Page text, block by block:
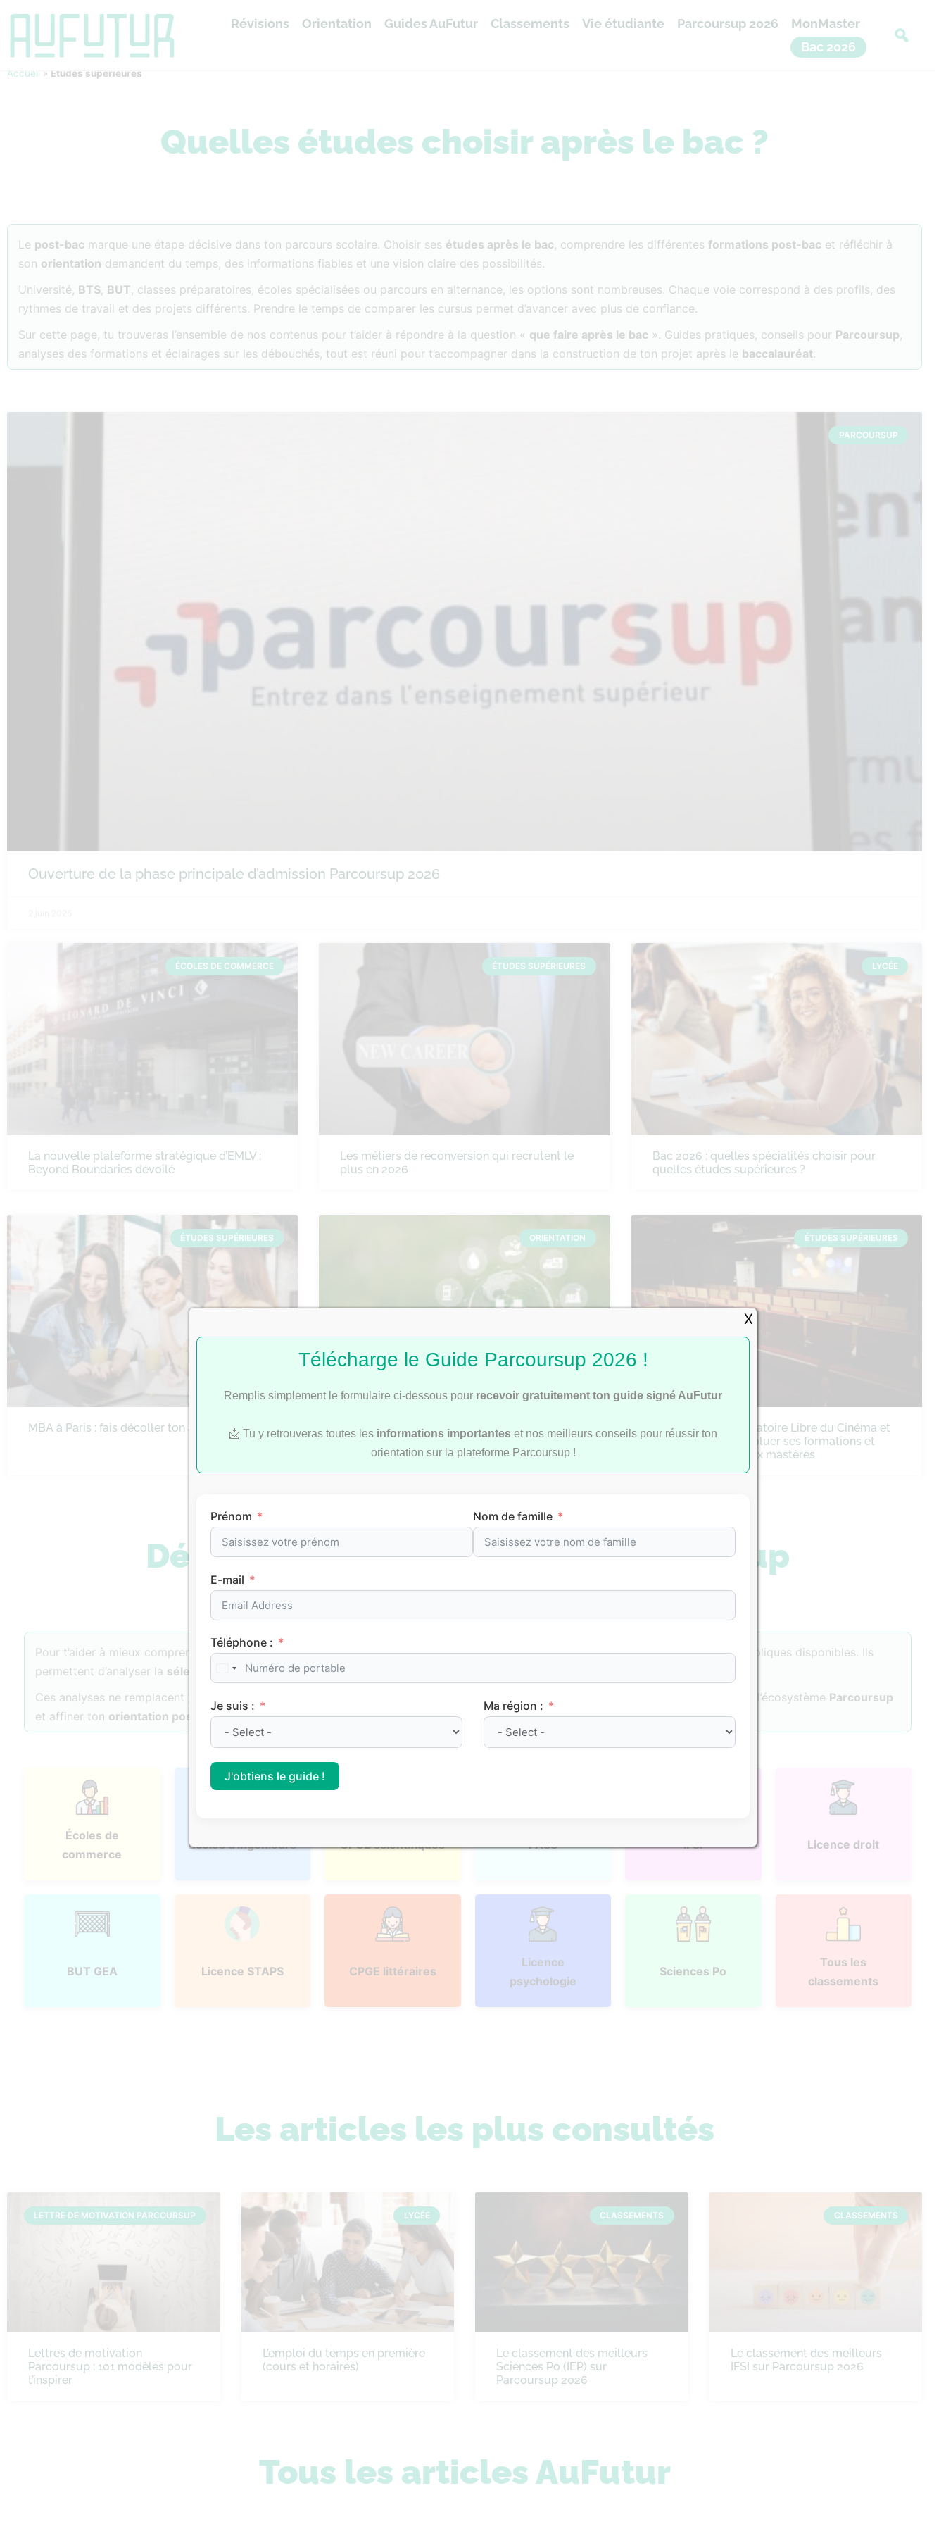
Révisions Orientation Guides AuFutur Classements Vie étudiante Parcoursup 2026
MonMaster
Bac 2026
Accueil » Études supérieures
Quelles études choisir après le bac ?
Le post-bac marque une étape décisive dans ton parcours scolaire. Choisir ses études après le bac, comprendre les différentes formations post-bac et réfléchir à
son orientation demandent du temps, des informations fiables et une vision claire des possibilités.
Université, BTS, BUT, classes préparatoires, écoles spécialisées ou parcours en alternance, les options sont nombreuses. Chaque voie correspond à des profils, des
rythmes de travail et des projets différents. Prendre le temps de comparer les cursus permet d’avancer avec plus de confiance.
Sur cette page, tu trouveras l’ensemble de nos contenus pour t’aider à répondre à la question « que faire après le bac ». Guides pratiques, conseils pour Parcoursup,
analyses des formations et éclairages sur les débouchés, tout est réuni pour t’accompagner dans la construction de ton projet après le baccalauréat.
PARCOURSUP
Ouverture de la phase principale d’admission Parcoursup 2026
ÉCOLES DE COMMERCE
La nouvelle plateforme stratégique d’EMLV :
Beyond Boundaries dévoilé
ÉTUDES SUPÉRIEURES
Les métiers de reconversion qui recrutent le
plus en 2026
LYCÉE
Bac 2026 : quelles spécialités choisir pour
quelles études supérieures ?
ÉTUDES SUPÉRIEURES
MBA à Paris : fais décoller ton ambition
ORIENTATION
Les métiers d’avenir dans les énergies
renouvelables
ÉTUDES SUPÉRIEURES
Cinéma : le Conservatoire Libre du Cinéma et
de la Fiction fait évoluer ses formations et
lance trois nouveaux mastères
Découvre nos classements Parcoursup
Pour t’aider à mieux comprendre les dynamiques d’admission, nous proposons desclassements Parcoursupbasés sur les données publiques disponibles. Ils
permettent d’analyser la sélectivité , l’attractivitéet le positionnement des différentes
Ces analyses ne remplacent pas ton projet personnel, mais elles apportent des repères concrets pour mieux situer une formation dans l’écosystème Parcoursup
et affiner ton orientation post-bac.
Écoles de
commerce
Écoles d'ingénieurs CPGE scientifiques PASS IFSI Licence droit
BUT GEA Licence STAPS CPGE littéraires
Licence
psychologie
Sciences Po
Tous les
classements
Les articles les plus consultés
LETTRE DE MOTIVATION PARCOURSUP
Lettres de motivation
Parcoursup : 101 modèles pour
t’inspirer
LYCÉE
L’emploi du temps en première
(cours et horaires)
CLASSEMENTS
Le classement des meilleurs
Sciences Po (IEP) sur
Parcoursup 2026
CLASSEMENTS
Le classement des meilleurs
IFSI sur Parcoursup 2026
Tous les articles AuFutur
Télécharge le Guide Parcoursup 2026 !
Remplis simplement le formulaire ci-dessous pour recevoir gratuitement ton guide signé AuFutur
📩 Tu y retrouveras toutes les informations importantes et nos meilleurs conseils pour réussir ton
orientation sur la plateforme Parcoursup !
Prénom Nom de famille
E-mail
Téléphone :
Je suis : Ma région :
J'obtiens le guide !
X